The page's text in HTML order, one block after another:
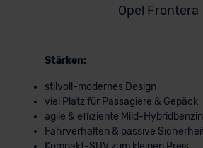
Opel Frontera
Stärken:
stilvoll-modernes Design
viel Platz für Passagiere & Gepäck
agile & effiziente Mild-
Fahrverhalten & passive